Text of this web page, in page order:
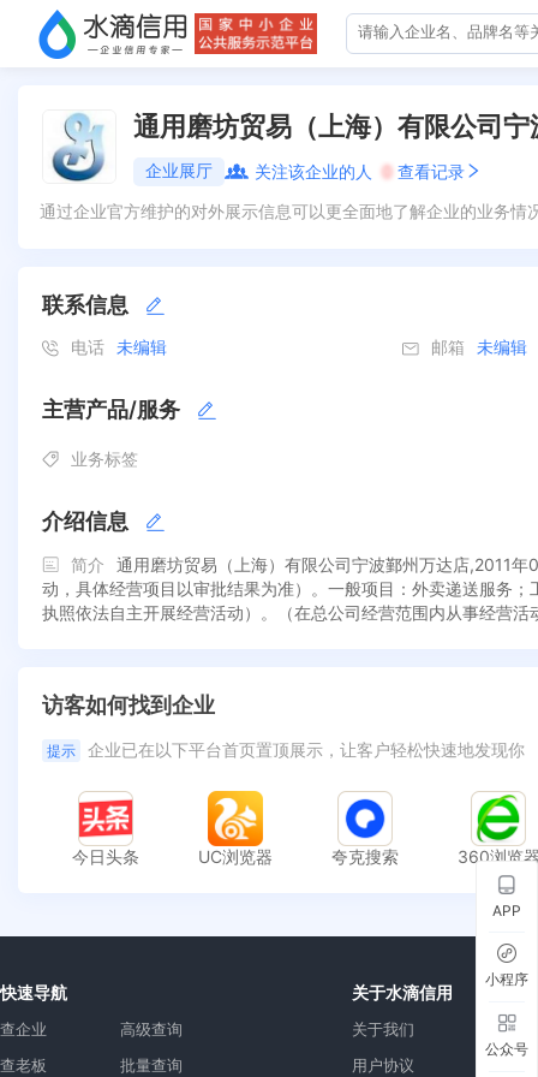
通用磨坊贸易（上海）有限公司
企业展厅 关注该企业的人 0 查看记录
通过企业官方维护的对外展示信息可以更全面地了解企业的业务
联系信息
电话 未编辑 邮箱 未编辑
主营产品/服务
业务标签
介绍信息
简介
通用磨坊贸易（上海）有限公司宁波鄞州万达店,2011
动，具体经营项目以审批结果为准）。一般项目：外卖递送服务
执照依法自主开展经营活动）。（在总公司经营范围内从事经营活
访客如何找到企业
提示 企业已在以下平台首页置顶展示，让客户轻松快速地发现你
今日头条 UC浏览器 夸克搜索 360浏览
快速导航
查企业
查老板
高级查询
批量查询
关于水滴信用
关于我们
用户协议
APP
小程序
公众号